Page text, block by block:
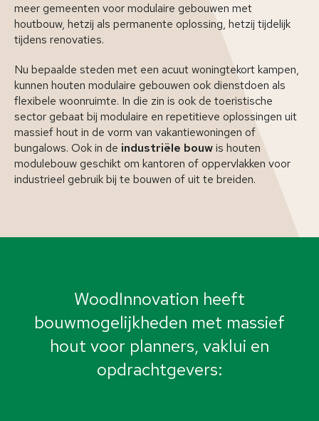
meer gemeenten voor modulaire gebouwen met
houtbouw, hetzij als permanente oplossing, hetzij tijdelijk
tijdens renovaties.
Nu bepaalde steden met een acuut woningtekort kampen,
kunnen houten modulaire gebouwen ook dienstdoen als
flexibele woonruimte. In die zin is ook de toeristische
sector gebaat bij modulaire en repetitieve oplossingen uit
massief hout in de vorm van vakantiewoningen of
bungalows. Ook in de industriële bouwis houten
modulebouw geschikt om kantoren of oppervlakken voor
industrieel gebruik bij te bouwen of uit te breiden.
WoodInnovation heeft
bouwmogelijkheden met massief
hout voor planners, vaklui en
opdrachtgevers: